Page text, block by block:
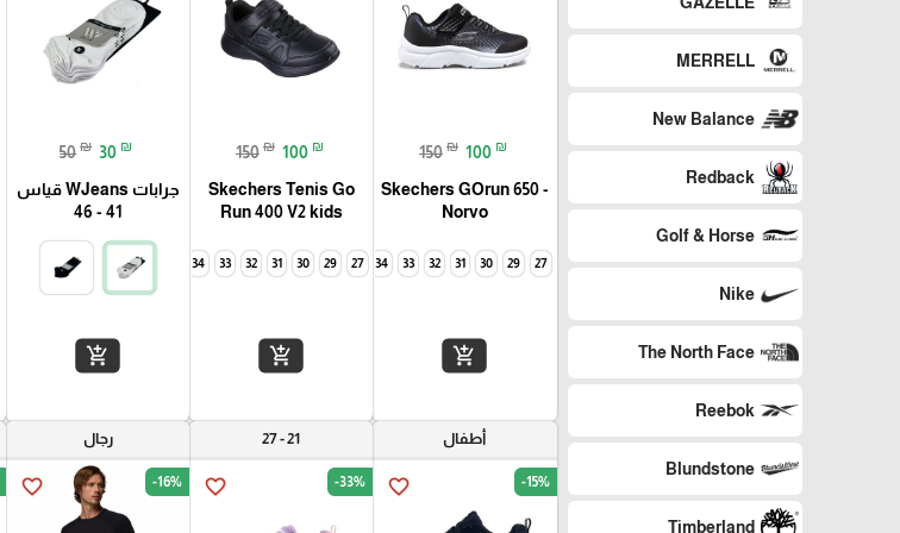
MERRELL
New Balance
Redback
Golf & Horse
Nike
The North Face
Reebok
Blundstone
Timberland
150 ₪ 100 ₪
Skechers GOrun 650 -
Norvo
27
29
30
31
32
33
34
35
add_shopping_cart
150 ₪ 100 ₪
Skechers Tenis Go
Run 400 V2 kids
27
29
30
31
32
33
34
add_shopping_cart
50 ₪ 30 ₪
جرابات WJeans قياس
41 - 46
add_shopping_cart
أطفال
favorite_border -15%
21 - 27
favorite_border -33%
رجال
favorite_border -16%